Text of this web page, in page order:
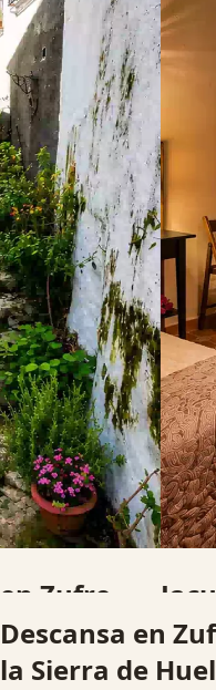
Jacuzzi,
Alojamientos pensados
buscan una escapada
Descansa en
la Sierra de